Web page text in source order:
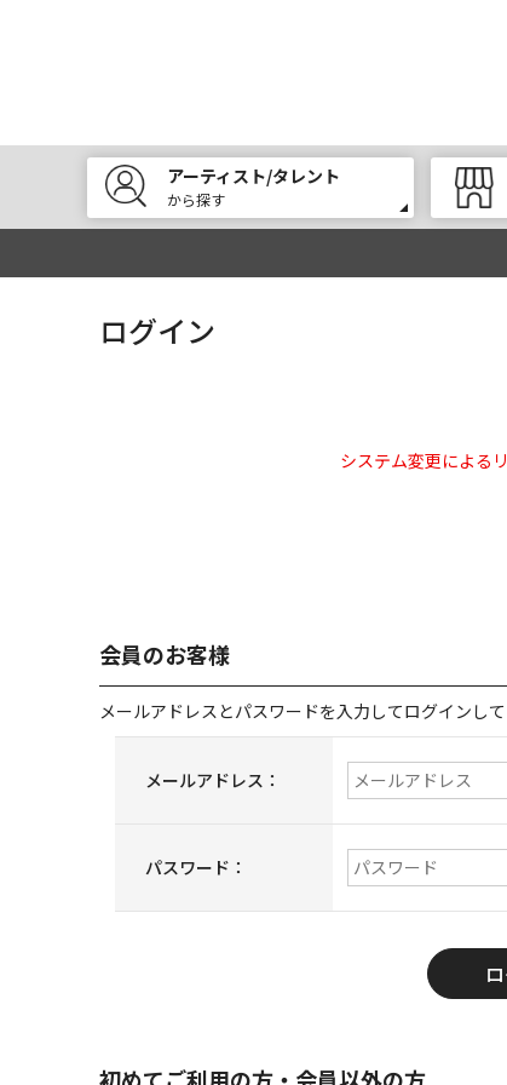
アーティスト/タレント
から探す
ログイン
システム変更による
会員のお客様
メールアドレスとパスワードを入力してログインして
メールアドレス：
パスワード：